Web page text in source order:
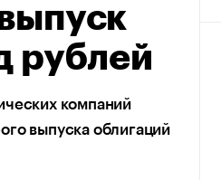
рублей
компаний
выпуска облигаций